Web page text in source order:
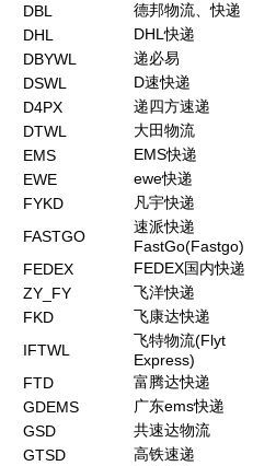
DBL
德邦物流、快递
DHL
DHL快递
DBYWL
递必易
DSWL
D速快递
D4PX
递四方速递
DTWL
大田物流
EMS
EMS快递
EWE
ewe快递
FYKD
凡宇快递
FASTGO
速派快递
FastGo(Fastgo)
FEDEX
FEDEX国内快递
ZY_FY
飞洋快递
FKD
飞康达快递
IFTWL
飞特物流(Flyt
Express)
FTD
富腾达快递
GDEMS
广东ems快递
GSD
共速达物流
GTSD
高铁速递